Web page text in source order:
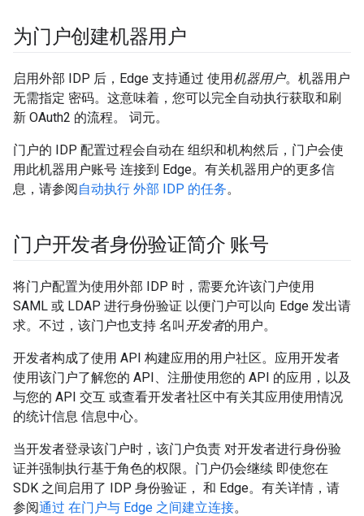
为门户创建机器用户
启用外部 IDP 后，Edge 支持通过 使用机器用户。机器用户
无需指定 密码。这意味着，您可以完全自动执行获取和刷
新 OAuth2 的流程。 词元。
门户的 IDP 配置过程会自动在 组织和机构然后，门户会使
用此机器用户账号 连接到 Edge。有关机器用户的更多信
息，请参阅自动执行 外部 IDP 的任务。
门户开发者身份验证简介 账号
将门户配置为使用外部 IDP 时，需要允许该门户使用
SAML 或 LDAP 进行身份验证 以便门户可以向 Edge 发出请
求。不过，该门户也支持 名叫 开发者的用户。
开发者构成了使用 API 构建应用的用户社区。应用开发者
使用该门户了解您的 API、注册使用您的 API 的应用，以及
与您的 API 交互 或查看开发者社区中有关其应用使用情况
的统计信息 信息中心。
当开发者登录该门户时，该门户负责 对开发者进行身份验
证并强制执行基于角色的权限。门户仍会继续 即使您在
SDK 之间启用了 IDP 身份验证， 和 Edge。有关详情，请
参阅通过 在门户与 Edge 之间建立连接。